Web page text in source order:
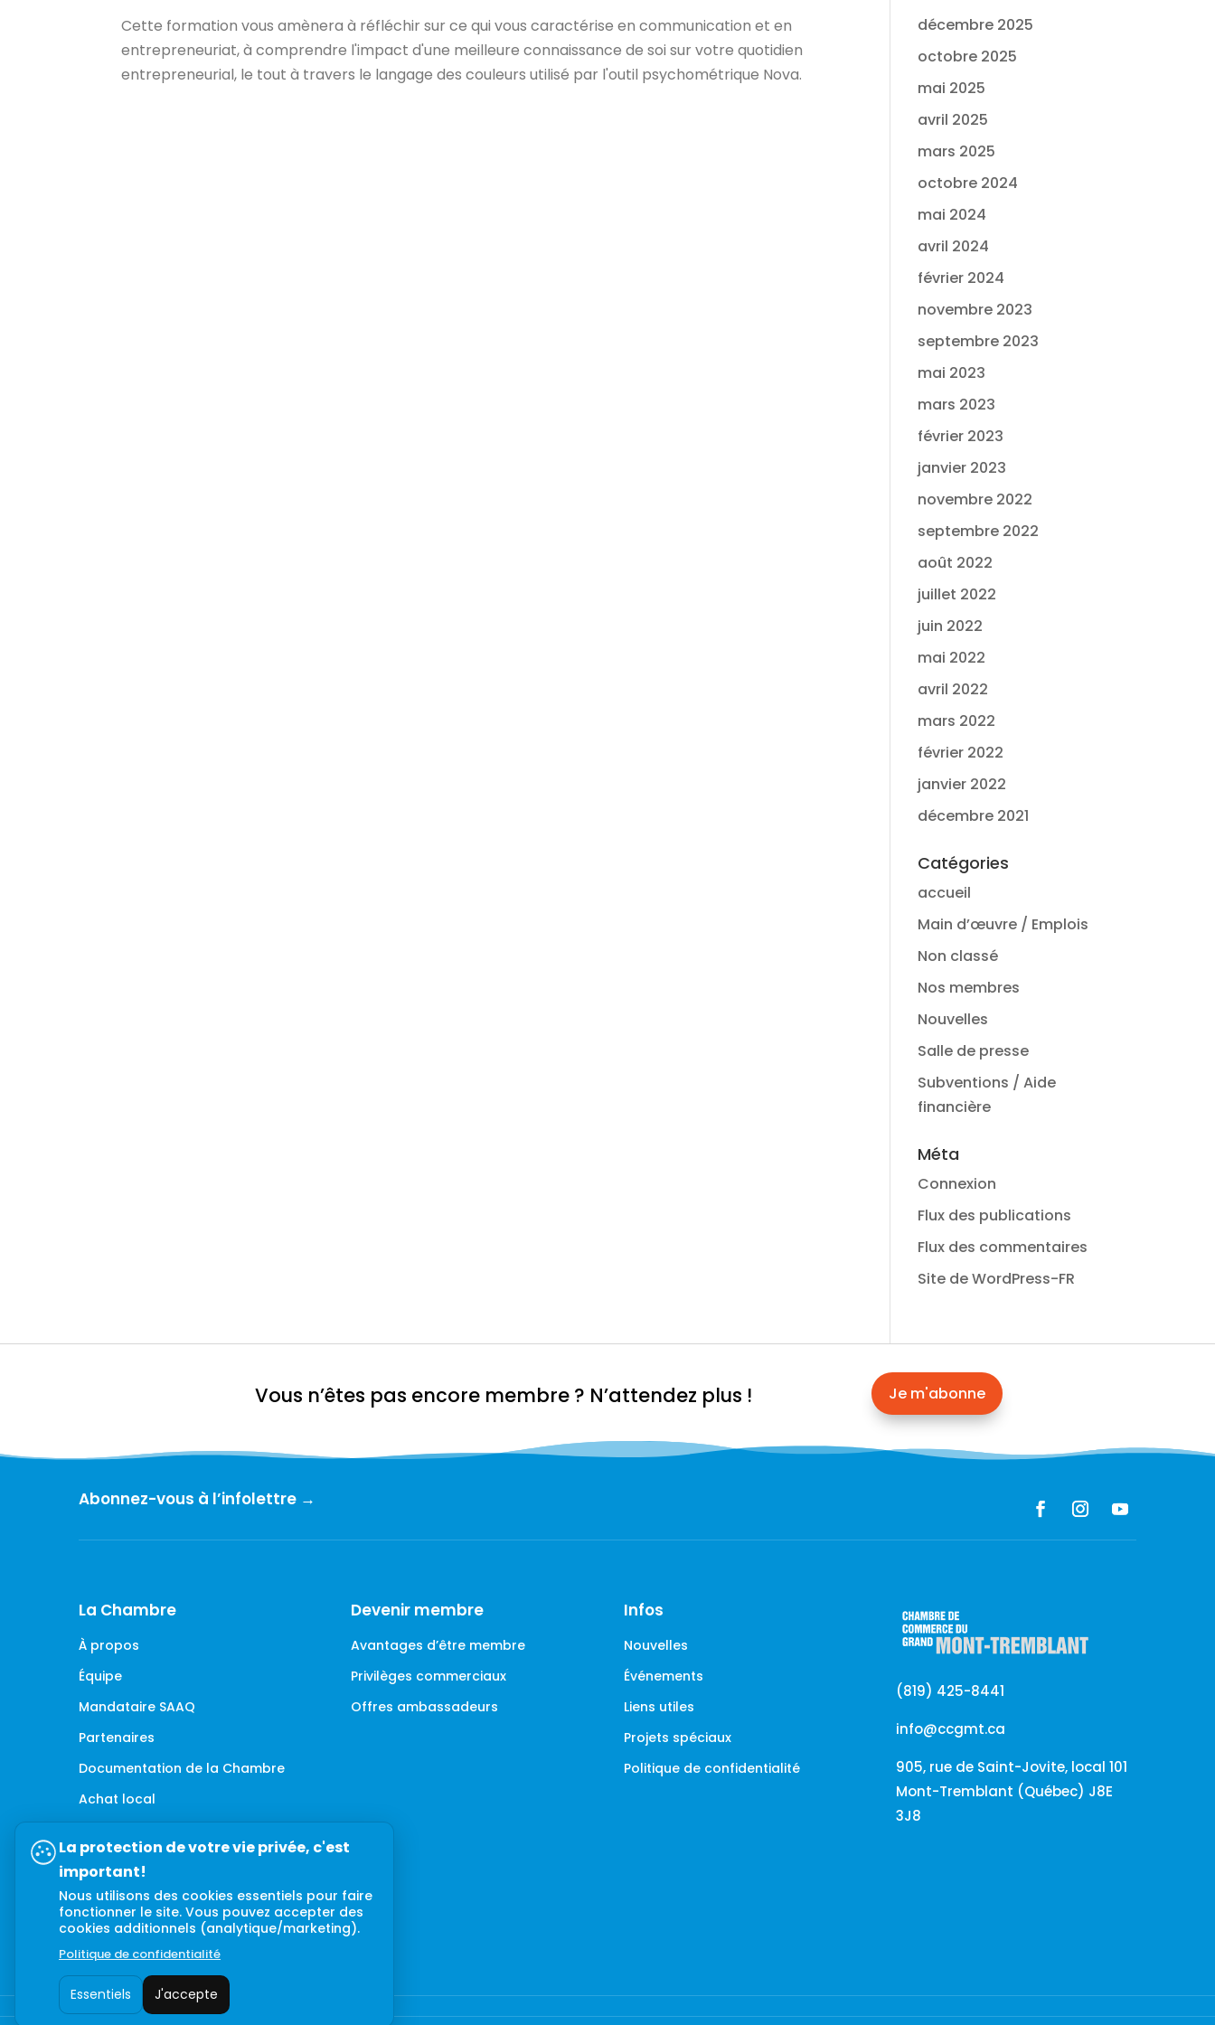
Cette formation vous amènera à réfléchir sur ce qui vous caractérise en communication et en
entrepreneuriat, à comprendre l'impact d'une meilleure connaissance de soi sur votre quotidien
entrepreneurial, le tout à travers le langage des couleurs utilisé par l'outil psychométrique Nova.
décembre 2025
octobre 2025
mai 2025
avril 2025
mars 2025
octobre 2024
mai 2024
avril 2024
février 2024
novembre 2023
septembre 2023
mai 2023
mars 2023
février 2023
janvier 2023
novembre 2022
septembre 2022
août 2022
juillet 2022
juin 2022
mai 2022
avril 2022
mars 2022
février 2022
janvier 2022
décembre 2021
Catégories
accueil
Main d’œuvre / Emplois
Non classé
Nos membres
Nouvelles
Salle de presse
Subventions / Aide
financière
Méta
Connexion
Flux des publications
Flux des commentaires
Site de WordPress-FR
Vous n’êtes pas encore membre ? N’attendez plus ! Je m'abonne
Abonnez-vous à l’infolettre →
La Chambre
À propos
Équipe
Mandataire SAAQ
Partenaires
Documentation de la Chambre
Achat local
Devenir membre
Avantages d’être membre
Privilèges commerciaux
Offres ambassadeurs
Infos
Nouvelles
Événements
Liens utiles
Projets spéciaux
Politique de confidentialité
(819) 425-8441
info@ccgmt.ca
905, rue de Saint-Jovite, local 101
Mont-Tremblant (Québec) J8E
3J8
La protection de votre vie privée, c'est
important!
Nous utilisons des cookies essentiels pour faire
fonctionner le site. Vous pouvez accepter des
cookies additionnels (analytique/marketing).
Politique de confidentialité
Essentiels J'accepte